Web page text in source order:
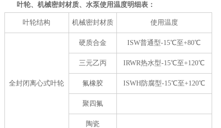
叶轮、机械密封材质、水泵使用温度明细表：
叶轮结构 机械密封材质 使用温度
全封闭离心式叶轮
硬质合金 ISW普通型-15℃至+80℃
三元乙丙 IRWR热水型-15℃至+120℃
氟橡胶 ISWH防腐型-15℃至+120℃
聚四氟
陶瓷